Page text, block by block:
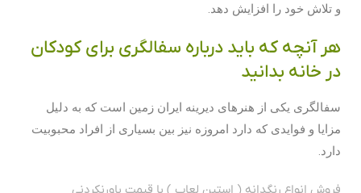
و تلاش خود را افزایش دهد.
هر آنچه که باید درباره سفالگری برای کودکان
در خانه بدانید
سفالگری یکی از هنرهای دیرینه ایران زمین است که به دلیل
مزایا و فوایدی که دارد امروزه نیز بین بسیاری از افراد محبوبیت
دارد.
فروش انواع رنگدانه ( استین لعاب ) با قیمت باورنکردنی